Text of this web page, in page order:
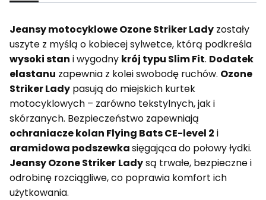
Jeansy motocyklowe Ozone Striker Lady zostały
uszyte z myślą o kobiecej sylwetce, którą podkreśla
wysoki stan i wygodny krój typu Slim Fit. Dodatek
elastanu zapewnia z kolei swobodę ruchów. Ozone
Striker Lady pasują do miejskich kurtek
motocyklowych – zarówno tekstylnych, jak i
skórzanych. Bezpieczeństwo zapewniają
ochraniacze kolan Flying Bats CE-level 2 i
aramidowa podszewkasięgająca do połowy łydki.
Jeansy Ozone Striker Ladysą trwałe, bezpieczne i
odrobinę rozciągliwe, co poprawia komfort ich
użytkowania.